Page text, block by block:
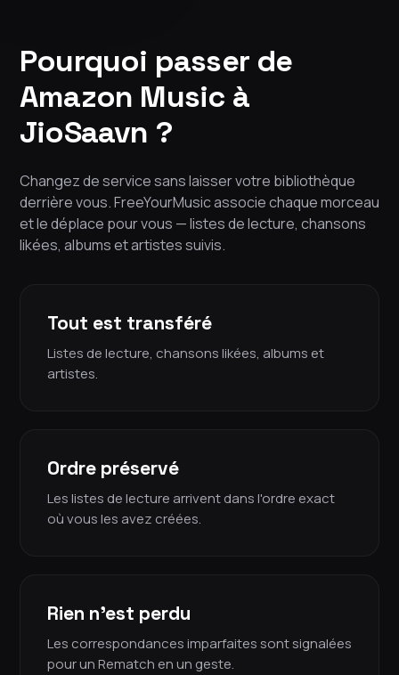
Pourquoi passer de
Amazon Music à
JioSaavn ?
Changez de service sans laisser votre bibliothèque
derrière vous. FreeYourMusic associe chaque morceau
et le déplace pour vous — listes de lecture, chansons
likées, albums et artistes suivis.
Tout est transféré
Listes de lecture, chansons likées, albums et
artistes.
Ordre préservé
Les listes de lecture arrivent dans l'ordre exact
où vous les avez créées.
Rien n'est perdu
Les correspondances imparfaites sont signalées
pour un Rematch en un geste.